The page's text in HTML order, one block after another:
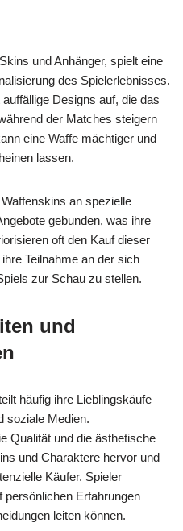
und Anhänger, spielt eine
des Spielerlebnisses.
Designs auf, die das
der Matches steigern
eine Waffe mächtiger und
lassen.
an spezielle
gebunden, was ihre
oft den Kauf dieser
Teilnahme an der sich
zur Schau zu stellen.
und
häufig ihre Lieblingskäufe
soziale Medien.
Qualität und die ästhetische
und Charaktere hervor und
Käufer. Spieler
persönlichen Erfahrungen
leiten können.